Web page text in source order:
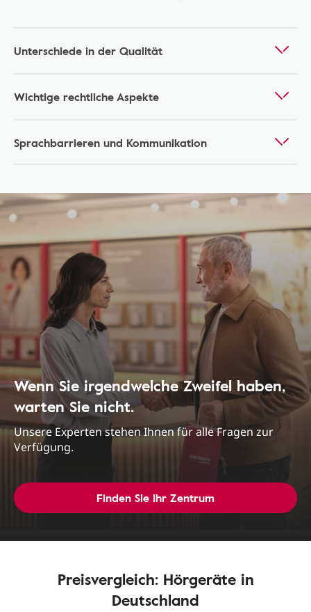
Unterschiede in der Qualität
Wichtige rechtliche Aspekte
Sprachbarrieren und Kommunikation
Wenn Sie irgendwelche Zweifel haben,
warten Sie nicht.
Unsere Experten stehen Ihnen für alle Fragen zur
Verfügung.
Finden Sie Ihr Zentrum
Preisvergleich: Hörgeräte in
Deutschland